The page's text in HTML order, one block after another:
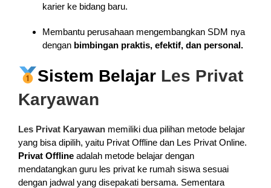
karier ke bidang baru.
Membantu perusahaan mengembangkan SDM nya
dengan bimbingan praktis, efektif, dan personal.
Sistem Belajar Les Privat
Karyawan
Les Privat Karyawanmemiliki dua pilihan metode belajar
yang bisa dipilih, yaitu Privat Offline dan Les Privat Online.
Privat Offlineadalah metode belajar dengan
mendatangkan guru les privat ke rumah siswa sesuai
dengan jadwal yang disepakati bersama. Sementara